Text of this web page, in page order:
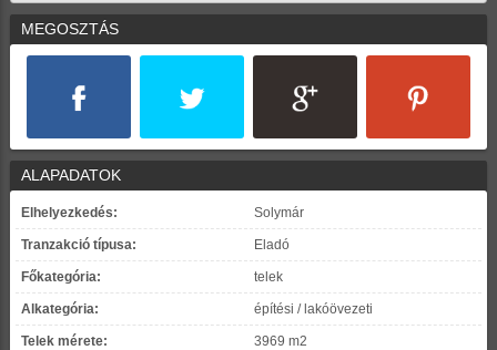
MEGOSZTÁS
ALAPADATOK
Elhelyezkedés: Solymár
Tranzakció típusa: Eladó
Főkategória: telek
Alkategória: építési / lakóövezeti
Telek mérete: 3969 m2